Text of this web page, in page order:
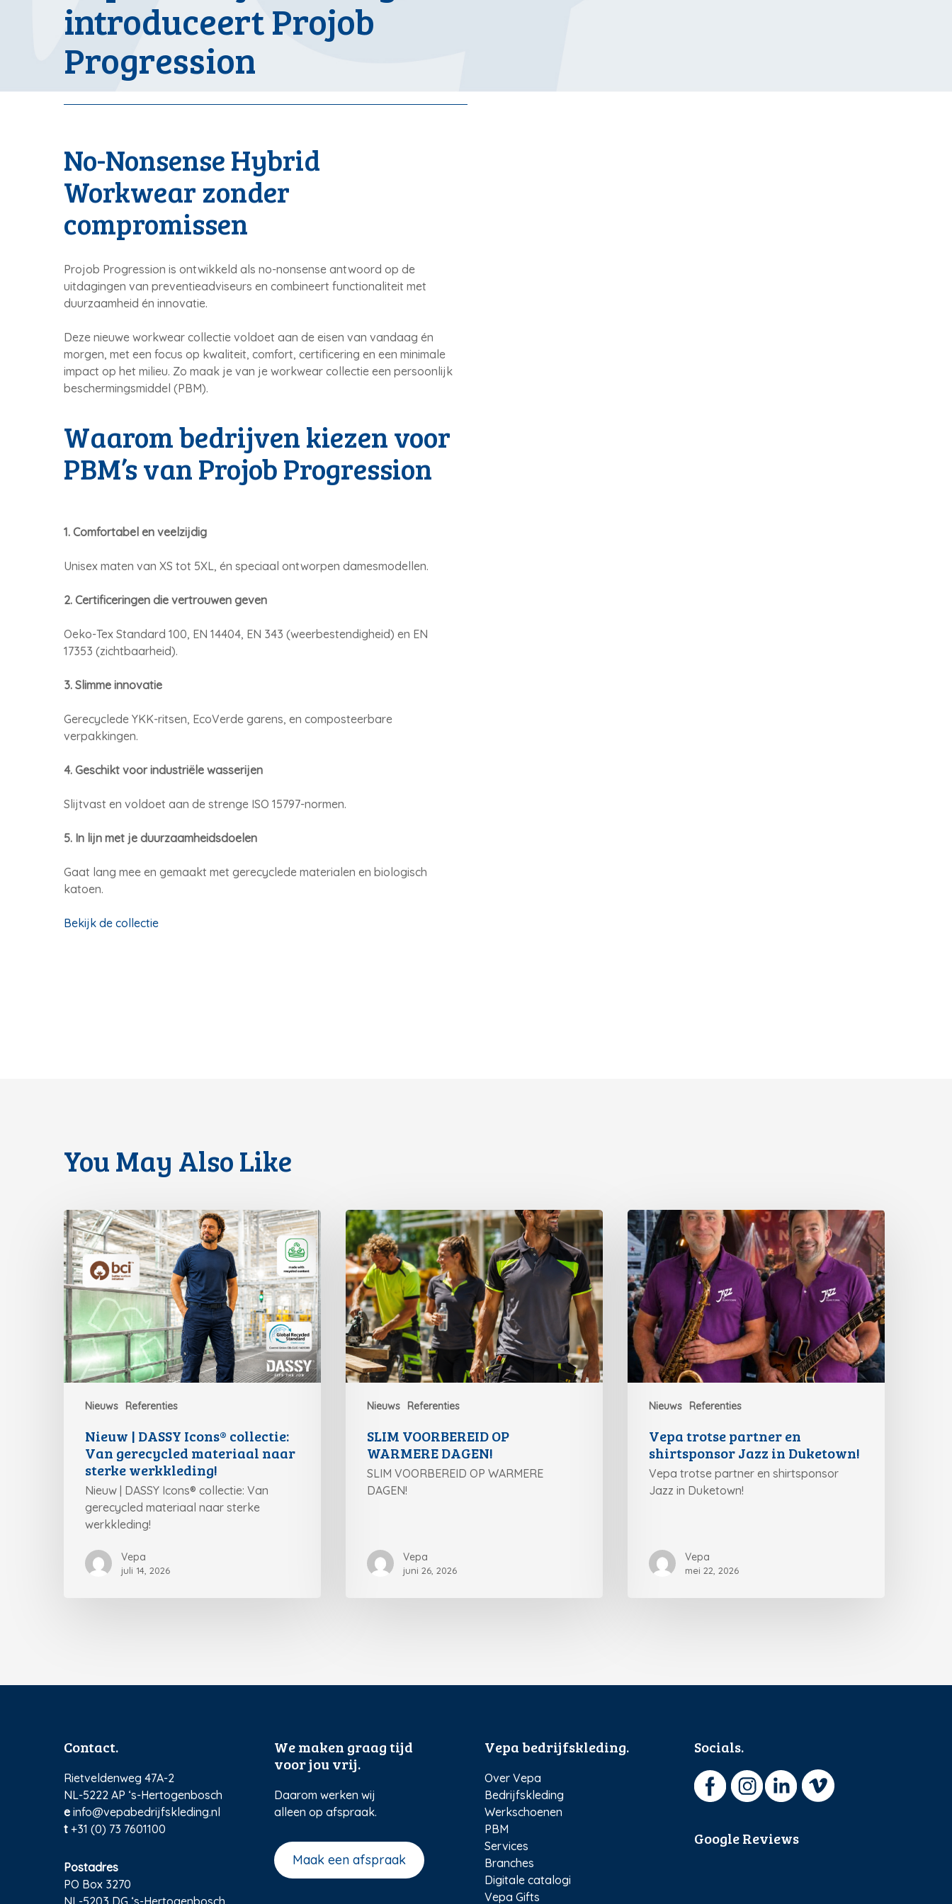
introduceert Projob
Progression
No-Nonsense Hybrid
Workwear zonder
compromissen
Projob Progression is ontwikkeld als no-nonsense antwoord op de
uitdagingen van preventieadviseurs en combineert functionaliteit met
duurzaamheid én innovatie.
Deze nieuwe workwear collectie voldoet aan de eisen van vandaag én
morgen, met een focus op kwaliteit, comfort, certificering en een minimale
impact op het milieu. Zo maak je van je workwear collectie een persoonlijk
beschermingsmiddel (PBM).
Waarom bedrijven kiezen voor
PBM’s van Projob Progression
1. Comfortabel en veelzijdig
Unisex maten van XS tot 5XL, én speciaal ontworpen damesmodellen.
2. Certificeringen die vertrouwen geven
Oeko-Tex Standard 100, EN 14404, EN 343 (weerbestendigheid) en EN
17353 (zichtbaarheid).
3. Slimme innovatie
Gerecyclede YKK-ritsen, EcoVerde garens, en composteerbare
verpakkingen.
4. Geschikt voor industriële wasserijen
Slijtvast en voldoet aan de strenge ISO 15797-normen.
5. In lijn met je duurzaamheidsdoelen
Gaat lang mee en gemaakt met gerecyclede materialen en biologisch
katoen.
Bekijk de collectie
You May Also Like
Nieuws Referenties
Nieuw | DASSY Icons® collectie:
Van gerecycled materiaal naar
sterke werkkleding!
Nieuw | DASSY Icons® collectie: Van
gerecycled materiaal naar sterke
werkkleding!
Vepa
juli 14, 2026
Nieuws Referenties
SLIM VOORBEREID OP
WARMERE DAGEN!
SLIM VOORBEREID OP WARMERE
DAGEN!
Vepa
juni 26, 2026
Nieuws Referenties
Vepa trotse partner en
shirtsponsor Jazz in Duketown!
Vepa trotse partner en shirtsponsor
Jazz in Duketown!
Vepa
mei 22, 2026
Contact.
Rietveldenweg 47A-2
NL-5222 AP ‘s-Hertogenbosch
e info@vepabedrijfskleding.nl
t +31 (0) 73 7601100
Postadres
PO Box 3270
We maken graag tijd
voor jou vrij.
Daarom werken wij
alleen op afspraak.
Maak een afspraak
Vepa bedrijfskleding.
Over Vepa
Bedrijfskleding
Werkschoenen
PBM
Services
Branches
Digitale catalogi
Vepa Gifts
Socials.
Google Reviews